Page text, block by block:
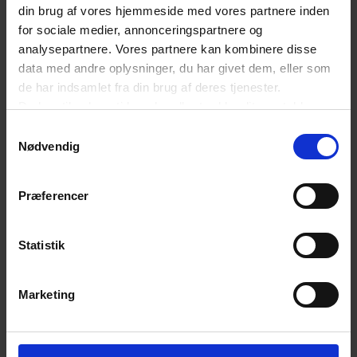
din brug af vores hjemmeside med vores partnere inden
for sociale medier, annonceringspartnere og
analysepartnere. Vores partnere kan kombinere disse
data med andre oplysninger, du har givet dem, eller som
de har indsamlet fra din brug af deres tjenester.
Du kan til enhver tid ændre eller trække dit samtykke
hjørne på websitet.
Nødvendig
Præferencer
Statistik
Marketing
BL -
Rengøringsoverenskomsten
2023-2025
Tidligere overenskomster
boligselskaber -
PDF
Akademikeroverenskomst
Arbejdsgiver for medlemmer